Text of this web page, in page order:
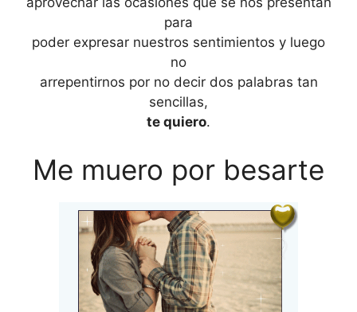
para
poder expresar nuestros sentimientos y luego
no
arrepentirnos por no decir dos palabras tan
sencillas,
te quiero.
Me muero por besarte